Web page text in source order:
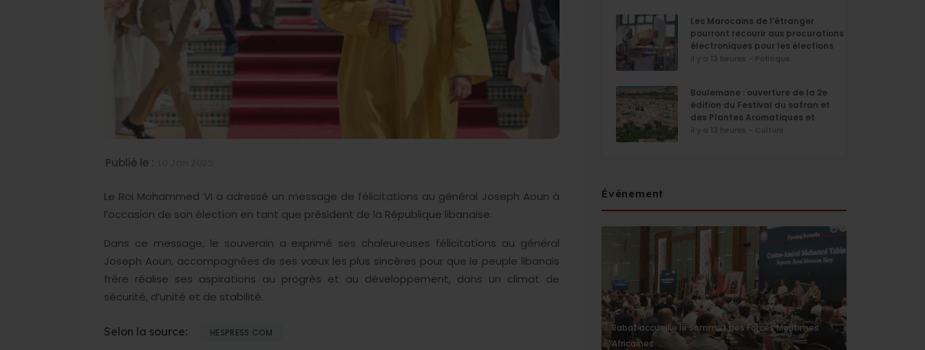
Publié le :
Le Roi Mohammed VI a adressé un message de félicitations au général Joseph Aoun à
l’occasion de son élection en tant que président de la République libanaise.
Dans ce message, le souverain a exprimé ses chaleureuses félicitations au général
Joseph Aoun, accompagnées de ses vœux les plus sincères pour que le peuple libanais
frère réalise ses aspirations au progrès et au développement, dans un climat de
sécurité, d’unité et de stabilité.
Selon la source: HESPRESS.COM
Les Marocains de l’étranger
pourront recourir aux procurations
électroniques pour les élections
de septembre
il y a 13 heures - Politique
Boulemane : ouverture de la 2e
édition du Festival du safran et
des Plantes Aromatiques et
Médicinales
il y a 13 heures - Culture
Événement
Rabat accueille le Sommet des Forces Maritimes
Africaines